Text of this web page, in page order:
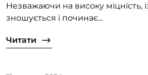
Незважаючи на високу міцність,
зношується і починає...
Читати